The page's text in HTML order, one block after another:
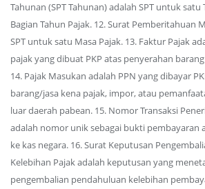
Tahunan (SPT Tahunan) adalah SPT untuk satu
Bagian Tahun Pajak. 12. Surat Pemberitahuan
SPT untuk satu Masa Pajak. 13. Faktur Pajak
pajak yang dibuat PKP atas penyerahan
14. Pajak Masukan adalah PPN yang dibayar
barang/jasa kena pajak, impor, atau
luar daerah pabean. 15. Nomor Transaksi
adalah nomor unik sebagai bukti pembayaran
ke kas negara. 16. Surat Keputusan
Kelebihan Pajak adalah keputusan yang
pengembalian pendahuluan kelebihan